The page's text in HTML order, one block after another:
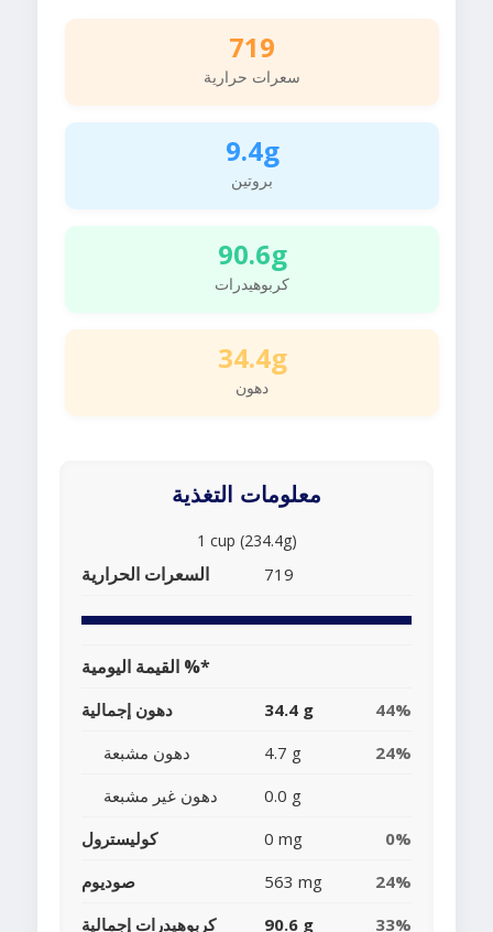
719
سعرات حرارية
9.4g
بروتين
90.6g
كربوهيدرات
34.4g
دهون
معلومات التغذية
1 cup (234.4g)
السعرات الحرارية 719
القيمة اليومية %*
دهون إجمالية 34.4 g
44%
دهون مشبعة
4.7 g
24%
دهون غير مشبعة
0.0 g
كوليسترول
0 mg
0%
صوديوم
563 mg
24%
كربوهيدرات إجمالية
90.6 g 33%